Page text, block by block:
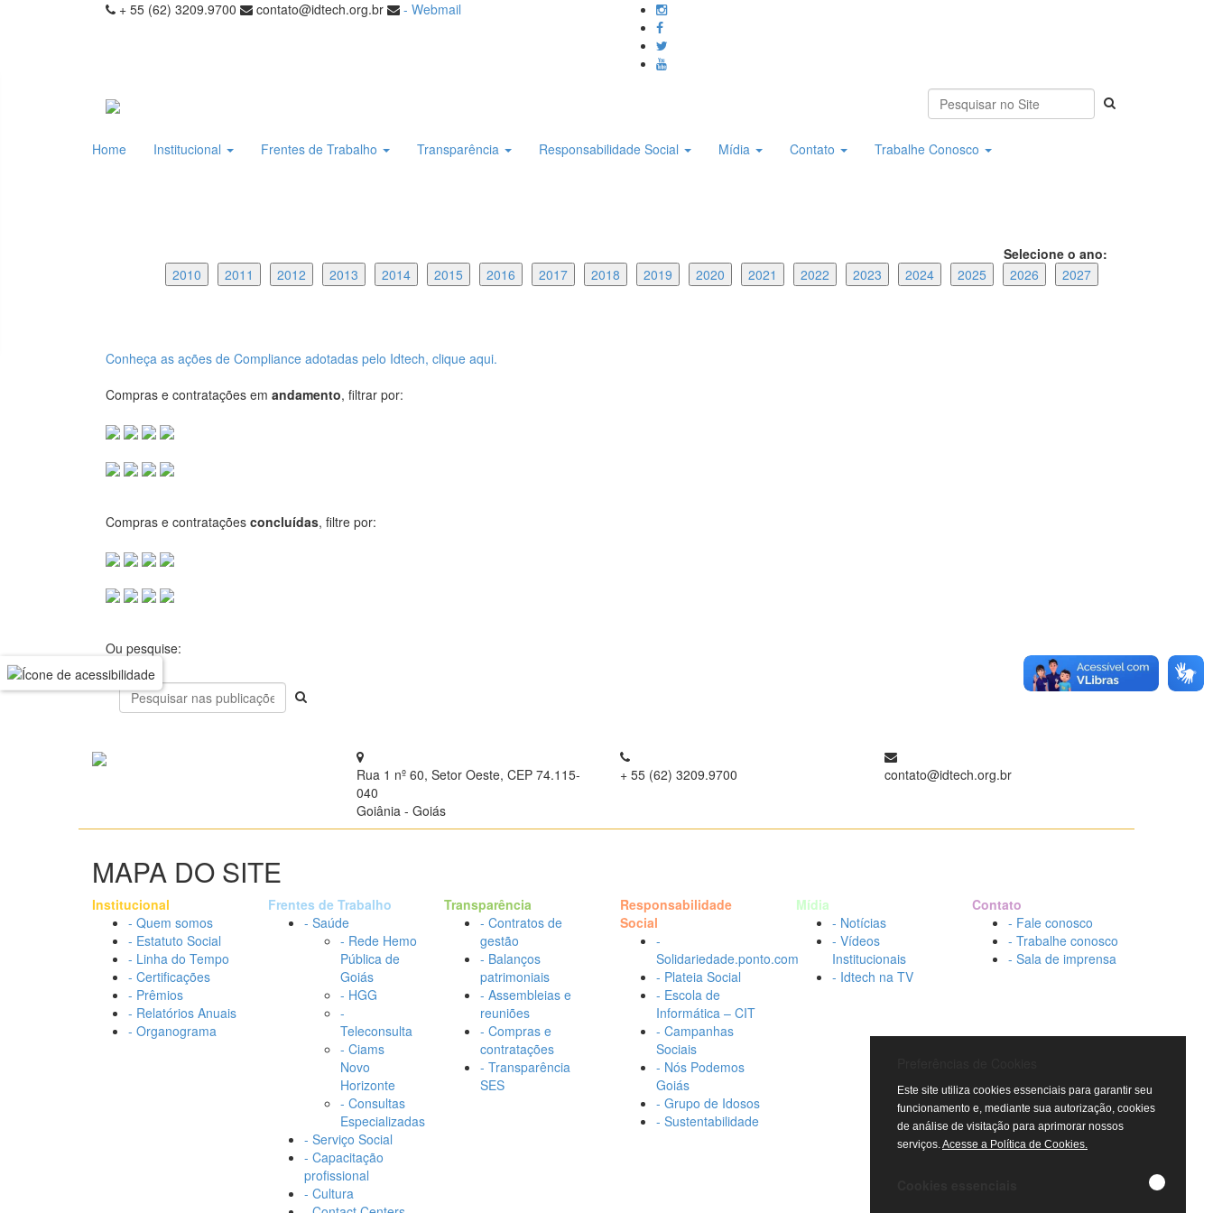
+ 55 (62) 3209.9700 contato@idtech.org.br - Webmail
Home Institucional Frentes de Trabalho Transparência Responsabilidade Social Mídia Contato Trabalhe Conosco
Selecione o ano:
2010
2011 2012 2013 2014 2015 2016 2017 2018 2019 2020 2021 2022 2023 2024 2025 2026 2027
Conheça as ações de Compliance adotadas pelo Idtech, clique aqui.
Compras e contratações em andamento, filtrar por:
Compras e contratações concluídas, filtre por:
Ou pesquise:
Rua 1 nº 60, Setor Oeste, CEP 74.115-
040
Goiânia - Goiás
+ 55 (62) 3209.9700 contato@idtech.org.br
MAPA DO SITE
Institucional
- Quem somos
- Estatuto Social
- Linha do Tempo
- Certificações
- Prêmios
- Relatórios Anuais
- Organograma
Frentes de Trabalho
- Saúde
- Rede Hemo
Pública de
Goiás
- HGG
-
Teleconsulta
- Ciams
Novo
Horizonte
- Consultas
Especializadas
- Serviço Social
- Capacitação
profissional
- Cultura
Transparência
- Contratos de
gestão
- Balanços
patrimoniais
- Assembleias e
reuniões
- Compras e
contratações
- Transparência
SES
Responsabilidade
Social
-
Solidariedade.ponto.com
- Plateia Social
- Escola de
Informática – CIT
- Campanhas
Sociais
- Nós Podemos
Goiás
- Grupo de Idosos
- Sustentabilidade
Mídia
- Notícias
- Vídeos
Institucionais
- Idtech na TV
Contato
- Fale conosco
- Trabalhe conosco
- Sala de imprensa
Este site utiliza cookies essenciais para garantir seu
funcionamento e, mediante sua autorização, cookies
de análise de visitação para aprimorar nossos
serviços.Acesse a Política de Cookies.